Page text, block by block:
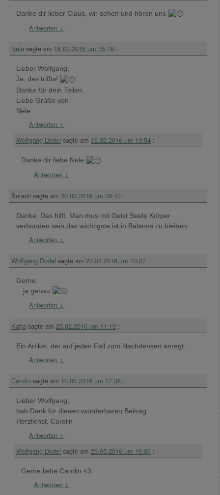
Danke dir lieber Claus, wir sehen und hören uns
Antworten ↓
Nele sagte am 16.02.2016 um 15:18 :
Lieber Wolfgang,
Ja, das triffts!
Danke für dein Teilen.
Liebe Grüße von
Nele
Antworten ↓
Wolfgang Dodel sagte am 16.02.2016 um 19:54 :
Danke dir liebe Nele
Antworten ↓
Surash sagte am 20.02.2016 um 09:43 :
Danke. Das hilft. Man mus mit Geist Seele Körper
verbunden sein,das wichtigste ist in Balance zu bleiben
Antworten ↓
Wolfgang Dodel sagte am 20.02.2016 um 10:07 :
Gerne,
…ja genau
Antworten ↓
Katja sagte am 25.02.2016 um 11:19 :
Ein Artikel, der auf jeden Fall zum Nachdenken anregt.
Antworten ↓
Carolin sagte am 10.05.2016 um 17:38 :
Lieber Wolfgang,
hab Dank für diesen wunderbaren Beitrag:
Herzlichst, Carolin
Antworten ↓
Wolfgang Dodel sagte am 29.05.2016 um 16:06 :
Gerne liebe Carolin <3
Antworten ↓